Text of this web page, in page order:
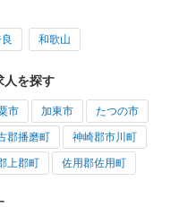
和歌山
人を探す
市 加東市 たつの市
郡播磨町 神崎郡市川町
上郡町 佐用郡佐用町